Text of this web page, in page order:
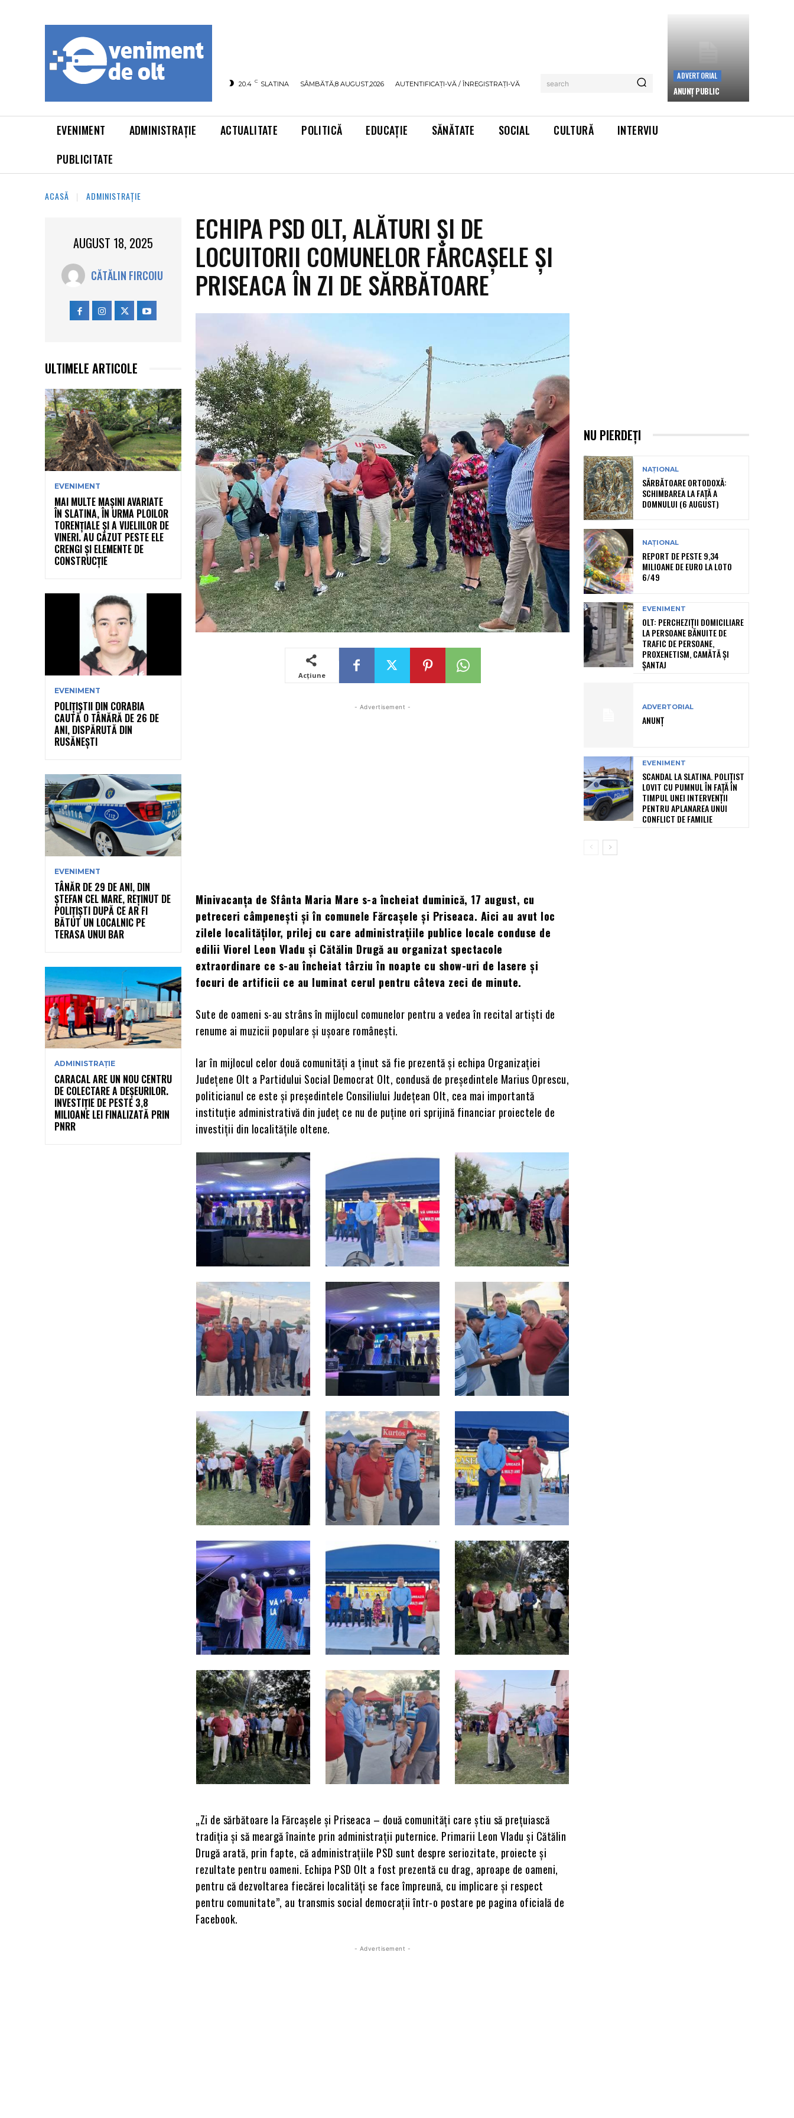
20.4 C SLATINA SÂMBĂTĂ,8 AUGUST,2026 AUTENTIFICAȚI-VĂ / ÎNREGISTRAȚI-VĂ search
ADVERTORIAL
ANUNȚ PUBLIC
EVENIMENT ADMINISTRAȚIE ACTUALITATE POLITICĂ EDUCAȚIE SĂNĂTATE SOCIAL CULTURĂ
INTERVIU
PUBLICITATE
ACASĂ ADMINISTRAȚIE
AUGUST 18, 2025
CĂTĂLIN FIRCOIU
ULTIMELE ARTICOLE
EVENIMENT
MAI MULTE MAȘINI AVARIATE
ÎN SLATINA, ÎN URMA PLOILOR
TORENȚIALE ȘI A VIJELIILOR DE
VINERI. AU CĂZUT PESTE ELE
CRENGI ȘI ELEMENTE DE
CONSTRUCȚIE
EVENIMENT
POLIȚIȘTII DIN CORABIA
CAUTĂ O TÂNĂRĂ DE 26 DE
ANI, DISPĂRUTĂ DIN
RUSĂNEȘTI
EVENIMENT
TÂNĂR DE 29 DE ANI, DIN
ȘTEFAN CEL MARE, REȚINUT DE
POLIȚIȘTI DUPĂ CE AR FI
BĂTUT UN LOCALNIC PE
TERASA UNUI BAR
ADMINISTRAȚIE
CARACAL ARE UN NOU CENTRU
DE COLECTARE A DEȘEURILOR.
INVESTIȚIE DE PESTE 3,8
MILIOANE LEI FINALIZATĂ PRIN
PNRR
ECHIPA PSD OLT, ALĂTURI ȘI DE
LOCUITORII COMUNELOR FĂRCAȘELE ȘI
PRISEACA ÎN ZI DE SĂRBĂTOARE
Acțiune
- Advertisement -
Minivacanța de Sfânta Maria Mare s-a încheiat duminică, 17 august, cu
petreceri câmpenești și în comunele Fărcașele și Priseaca. Aici au avut loc
zilele localităților, prilej cu care administrațiile publice locale conduse de
edilii Viorel Leon Vladu și Cătălin Drugă au organizat spectacole
extraordinare ce s-au încheiat târziu în noapte cu show-uri de lasere și
focuri de artificii ce au luminat cerul pentru câteva zeci de minute.
Sute de oameni s-au strâns în mijlocul comunelor pentru a vedea în recital artiști de
renume ai muzicii populare și ușoare românești.
Iar în mijlocul celor două comunități a ținut să fie prezentă și echipa Organizației
Județene Olt a Partidului Social Democrat Olt, condusă de președintele Marius Oprescu,
politicianul ce este și președintele Consiliului Județean Olt, cea mai importantă
instituție administrativă din județ ce nu de puține ori sprijină financiar proiectele de
investiții din localitățile oltene.
„Zi de sărbătoare la Fărcașele și Priseaca – două comunități care știu să prețuiască
tradiția și să meargă înainte prin administrații puternice. Primarii Leon Vladu și Cătălin
Drugă arată, prin fapte, că administrațiile PSD sunt despre seriozitate, proiecte și
rezultate pentru oameni. Echipa PSD Olt a fost prezentă cu drag, aproape de oameni,
pentru că dezvoltarea fiecărei localități se face împreună, cu implicare și respect
pentru comunitate”, au transmis social democrații într-o postare pe pagina oficială de
Facebook.
- Advertisement -
NU PIERDEȚI
NAȚIONAL
SĂRBĂTOARE ORTODOXĂ:
SCHIMBAREA LA FAȚĂ A
DOMNULUI (6 AUGUST)
NAȚIONAL
REPORT DE PESTE 9,34
MILIOANE DE EURO LA LOTO
6/49
EVENIMENT
OLT: PERCHEZIŢII DOMICILIARE
LA PERSOANE BĂNUITE DE
TRAFIC DE PERSOANE,
PROXENETISM, CAMĂTĂ ŞI
ŞANTAJ
ADVERTORIAL
ANUNȚ
EVENIMENT
SCANDAL LA SLATINA. POLIȚIST
LOVIT CU PUMNUL ÎN FAȚĂ ÎN
TIMPUL UNEI INTERVENȚII
PENTRU APLANAREA UNUI
CONFLICT DE FAMILIE